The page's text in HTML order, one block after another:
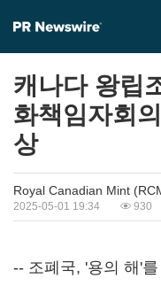
캐나다 왕립
화책임자회
상
Royal Canadian Mint
2025-05-01 19:34 930
-- 조폐국, '용의 해'